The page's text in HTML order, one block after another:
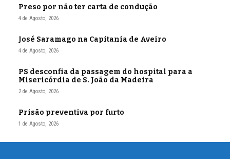
Preso por não ter carta de condução
4 de Agosto, 2026
José Saramago na Capitania de Aveiro
4 de Agosto, 2026
PS desconfia da passagem do hospital para a
Misericórdia de S. João da Madeira
2 de Agosto, 2026
Prisão preventiva por furto
1 de Agosto, 2026